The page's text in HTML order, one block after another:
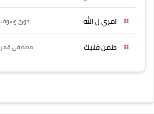
امري ل الله جورج وسوف
طمن قلبك مصطفى قمر